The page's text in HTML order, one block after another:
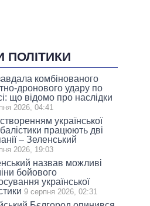
ПОЛІТИКИ
комбінованого
дронового удару по
що відомо про наслідки
2026, 04:41
української
працюють дві
– Зеленський
2026, 19:03
назвав можливі
бойового
української
9 серпня 2026, 02:31